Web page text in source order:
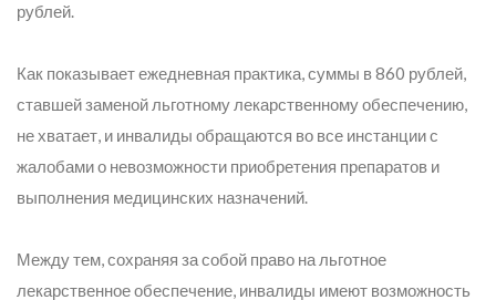
рублей.
Как показывает ежедневная практика, суммы в 860 рублей,
ставшей заменой льготному лекарственному обеспечению,
не хватает, и инвалиды обращаются во все инстанции с
жалобами о невозможности приобретения препаратов и
выполнения медицинских назначений.
Между тем, сохраняя за собой право на льготное
лекарственное обеспечение, инвалиды имеют возможность